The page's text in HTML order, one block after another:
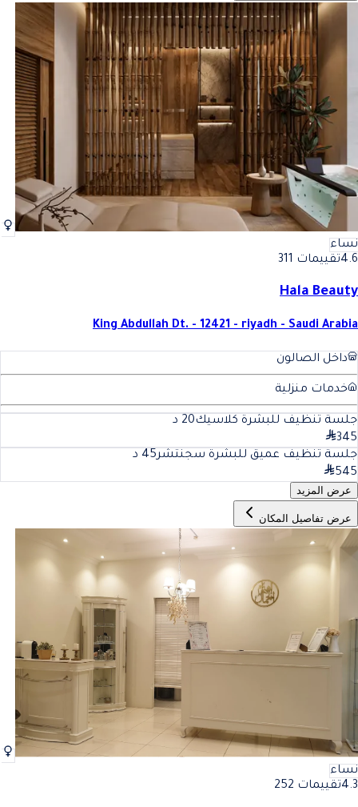
نساء
4.6تقييمات 311
Hala Beauty
King Abdullah Dt. - 12421 - riyadh - Saudi Arabia
داخل الصالون
خدمات منزلية
جلسة تنظيف للبشرة كلاسيك20 د
345
جلسة تنظيف عميق للبشرة سجنتشر45 د
545
عرض المزيد
عرض تفاصيل المكان
نساء
4.3تقييمات 252